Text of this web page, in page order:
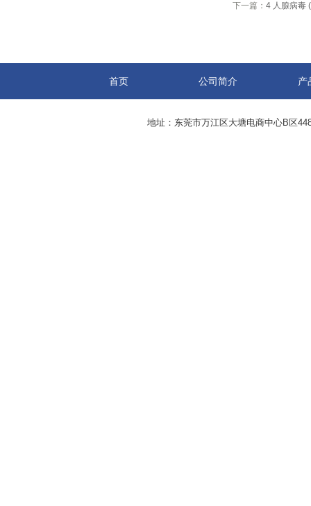
下一篇： 4 人腺病毒
首页 公司简介 产
地址：东莞市万江区大塘电商中心B区